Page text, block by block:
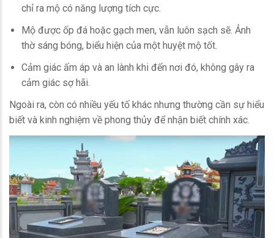
chỉ ra mộ có năng lượng tích cực.
Mộ được ốp đá hoặc gạch men, vẫn luôn sạch sẽ. Ảnh
thờ sáng bóng, biểu hiện của một huyệt mộ tốt.
Cảm giác ấm áp và an lành khi đến nơi đó, không gây ra
cảm giác sợ hãi.
Ngoài ra, còn có nhiều yếu tố khác nhưng thường cần sự hiểu
biết và kinh nghiệm về phong thủy để nhận biết chính xác.